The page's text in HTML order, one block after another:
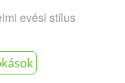
evési stílus